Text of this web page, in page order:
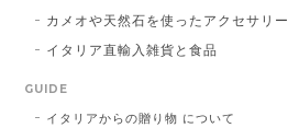
カメオや天然石を使ったアクセサリー
イタリア直輸入雑貨と食品
GUIDE
イタリアからの贈り物 について